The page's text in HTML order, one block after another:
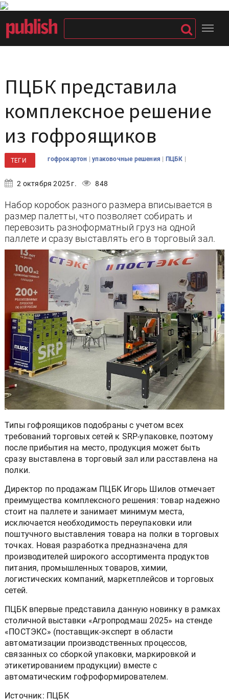
ПЦБК представила
комплексное решение
из гофроящиков
ТЕГИ гофрокартон |упаковочные решения | ПЦБК |
2 октября 2025 г. 848
Набор коробок разного размера вписывается в
размер палетты, что позволяет собирать и
перевозить разноформатный груз на одной
паллете и сразу выставлять его в торговый зал.
Типы гофроящиков подобраны с учетом всех
требований торговых сетей к SRP-упаковке, поэтому
после прибытия на место, продукция может быть
сразу выставлена в торговый зал или расставлена на
полки.
Директор по продажам ПЦБК Игорь Шилов отмечает
преимущества комплексного решения: товар надежно
стоит на паллете и занимает минимум места,
исключается необходимость переупаковки или
поштучного выставления товара на полки в торговых
точках. Новая разработка предназначена для
производителей широкого ассортимента продуктов
питания, промышленных товаров, химии,
логистических компаний, маркетплейсов и торговых
сетей.
ПЦБК впервые представила данную новинку в рамках
столичной выставки «Агропродмаш 2025» на стенде
«ПОСТЭКС» (поставщик-эксперт в области
автоматизации производственных процессов,
связанных со сборкой упаковки, маркировкой и
этикетированием продукции) вместе с
автоматическим гофроформирователем.
Источник: ПЦБК